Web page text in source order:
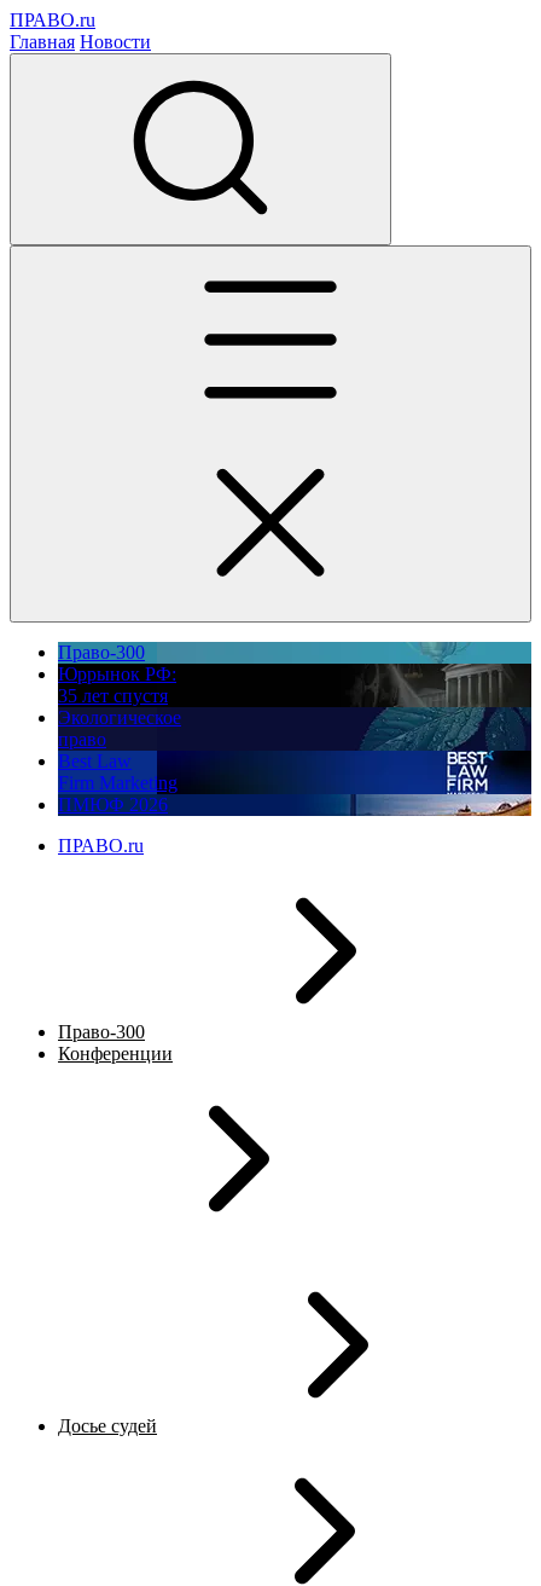
ПРАВО.ru
Главная Новости
Право-300
Юррынок РФ:
35 лет спустя
Экологическое
право
Best Law
Firm Marketing
ПМЮФ 2026
ПРАВО.ru
Право-300
Конференции
Досье судей